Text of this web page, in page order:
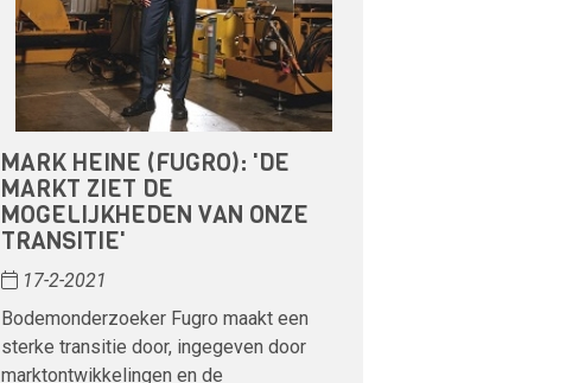
MARK HEINE (FUGRO): 'DE
MARKT ZIET DE
MOGELIJKHEDEN VAN ONZE
TRANSITIE'
17-2-2021
Bodemonderzoeker Fugro maakt een
sterke transitie door, ingegeven door
marktontwikkelingen en de